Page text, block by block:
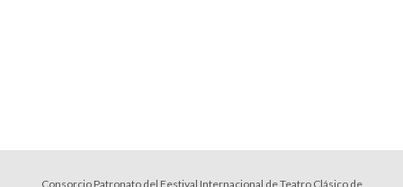
Consorcio Patronato del Festival Internacional de Teatro Clásico de